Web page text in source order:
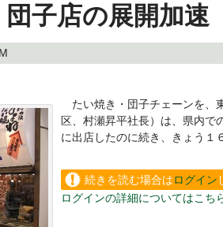
子店の展開加速
たい焼き・団子チェーンを、
区、村瀬昇平社長）は、県内で
に出店したのに続き、きょう１
続きを読む場合はログイン
い。
ログインの詳細についてはこち